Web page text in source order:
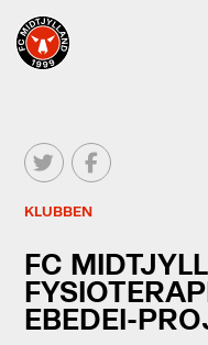
KLUBBEN
FC
EBEDEI-